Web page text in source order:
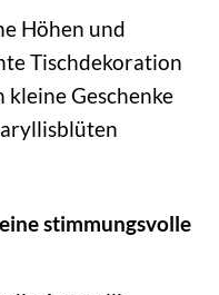
Höhen und
Tischdekoration
kleine Geschenke
stimmungsvolle